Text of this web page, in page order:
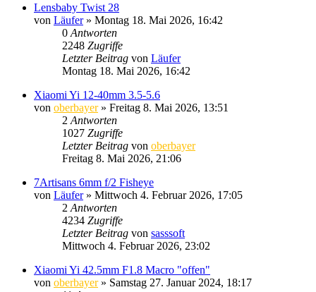
Lensbaby Twist 28
von Läufer» Montag 18. Mai 2026, 16:42
0 Antworten
2248 Zugriffe
Letzter Beitrag von Läufer
Montag 18. Mai 2026, 16:42
Xiaomi Yi 12-40mm 3.5-5.6
von oberbayer» Freitag 8. Mai 2026, 13:51
2 Antworten
1027 Zugriffe
Letzter Beitrag von oberbayer
Freitag 8. Mai 2026, 21:06
7Artisans 6mm f/2 Fisheye
von Läufer» Mittwoch 4. Februar 2026, 17:05
2 Antworten
4234 Zugriffe
Letzter Beitrag von sasssoft
Mittwoch 4. Februar 2026, 23:02
Xiaomi Yi 42.5mm F1.8 Macro "offen"
von oberbayer» Samstag 27. Januar 2024, 18:17